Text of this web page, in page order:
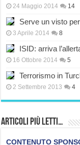
24 Maggio 2014 14
Serve un visto
3 Aprile 2014 8
ISID: arriva
16 Ottobre 2014 5
Terrorismo in
2 Settembre 2013 4
Articoli più Letti…